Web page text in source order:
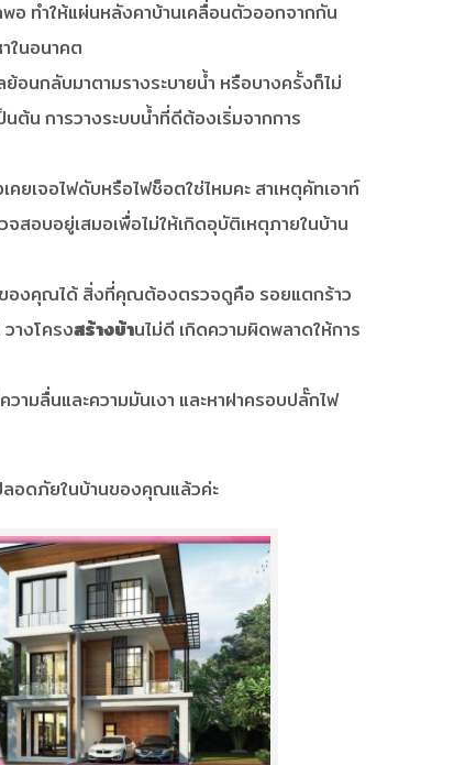
พอ ทำให้แผ่นหลังคาบ้านเคลื่อนตัวออกจากกัน
ในอนาคต
ย้อนกลับมาตามรางระบายน้ำ หรือบางครั้งก็ไม่
ต้น การวางระบบน้ำที่ดีต้องเริ่มจากการ
ยเจอไฟดับหรือไฟช็อตใช่ไหมคะ สาเหตุคัทเอาท์
สอบอยู่เสมอเพื่อไม่ให้เกิดอุบัติเหตุภายในบ้าน
องคุณได้ สิ่งที่คุณต้องตรวจดูคือ รอยแตกร้าว
วางโครงสร้างบ้านไม่ดี เกิดความผิดพลาดให้การ
มลื่นและความมันเงา และหาฝาครอบปลั๊กไฟ
ลอดภัยในบ้านของคุณแล้วค่ะ